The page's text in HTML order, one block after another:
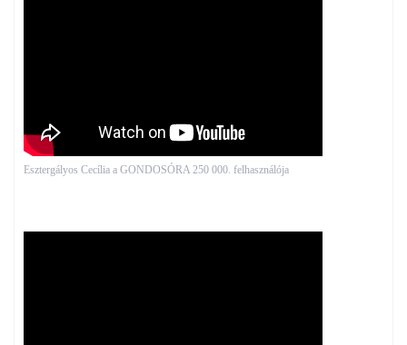
Esztergályos Cecília a GONDOSÓRA 250 000. felhasználója